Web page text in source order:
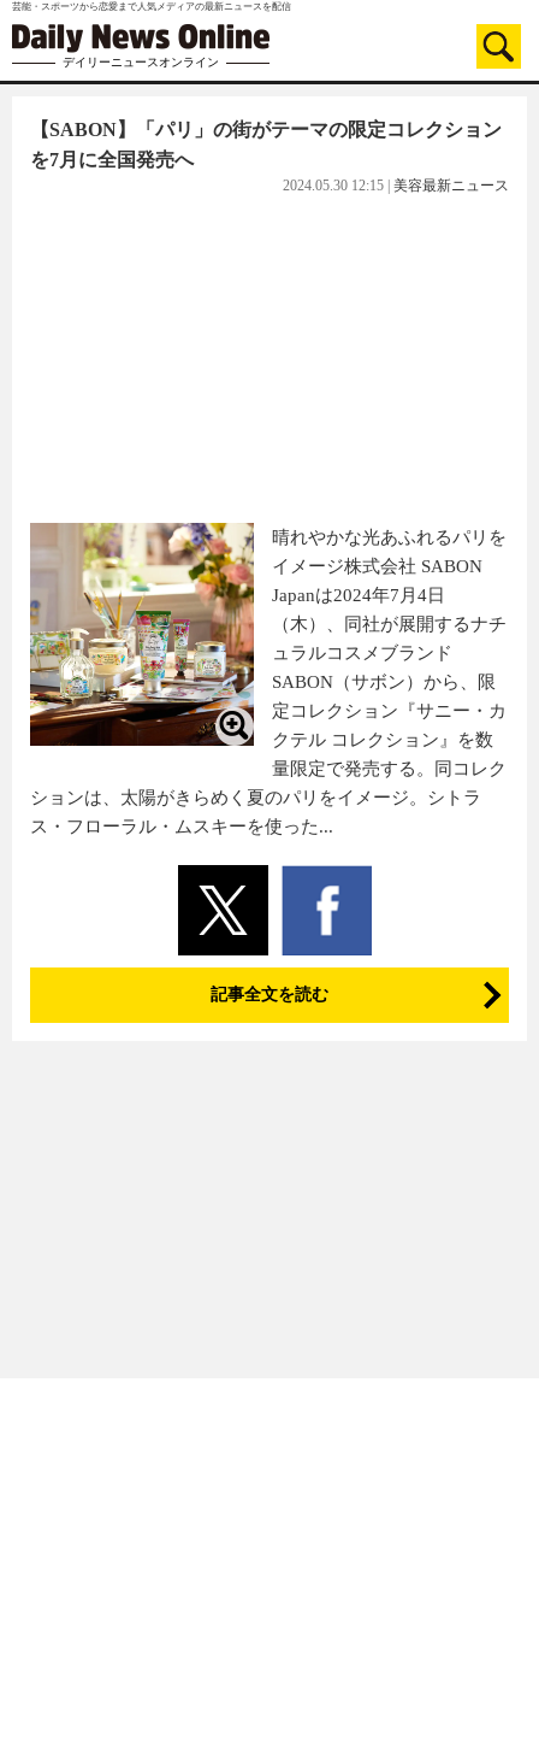
芸能・スポーツから恋愛まで人気メディアの最新ニュースを配信
デイリーニュースオンライン
【SABON】「パリ」の街がテーマの限定コレクション
を7月に全国発売へ
2024.05.30 12:15 美容最新ニュース
晴れやかな光あふれるパリを
イメージ株式会社 SABON
Japanは2024年7月4日
（木）、同社が展開するナチ
ュラルコスメブランド
SABON（サボン）から、限
定コレクション『サニー・カ
クテル コレクション』を数
量限定で発売する。同コレク
ションは、太陽がきらめく夏のパリをイメージ。シトラ
ス・フローラル・ムスキーを使った...
記事全文を読む